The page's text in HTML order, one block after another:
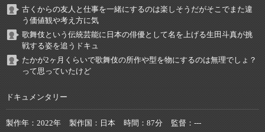
古くからの友人と仕事を一緒にするのは楽しそうだがそこでまた違
う価値観や考え方に気
歌舞伎という伝統芸能に日本の俳優として名を上げる生田斗真が挑
戦する姿を追うドキュ
たかが2ヶ月くらいで歌舞伎の所作や型を物にするのは無理でしょ？
って思っていたけど
ドキュメンタリー
製作年 2022年 製作国 日本 時間 87分 監督
---